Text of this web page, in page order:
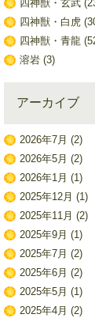
四神獣・玄武
四神獣・白虎
四神獣・青龍
溶岩(3)
アーカイブ
2026年7月 (2)
2026年5月 (2)
2026年1月 (1)
2025年12月 (1)
2025年11月 (2)
2025年9月 (1)
2025年7月 (2)
2025年6月 (2)
2025年5月 (1)
2025年4月 (2)